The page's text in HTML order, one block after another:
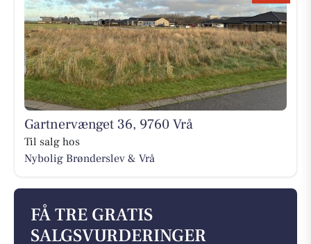
Gartnervænget 36, 9760 Vrå
Til salg hos
Nybolig Brønderslev & Vrå
FÅ TRE GRATIS
SALGSVURDERINGER